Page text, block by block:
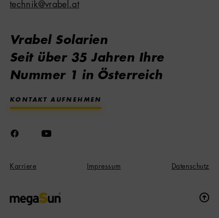
technik@vrabel.at
Vrabel Solarien
Seit über 35 Jahren Ihre
Nummer 1 in Österreich
KONTAKT AUFNEHMEN
Karriere Impressum Datenschutz